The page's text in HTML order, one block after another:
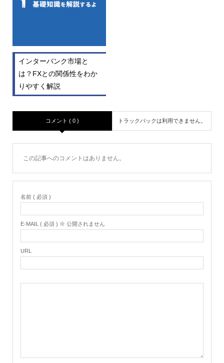
インターバンク市場と
は？FXとの関係性をわか
りやすく解説
コメント ( 0 ) トラックバックは利用できません。
この記事へのコメントはありません。
名前 ( 必須 )
E-MAIL ( 必須 ) ※ 公開されません
URL